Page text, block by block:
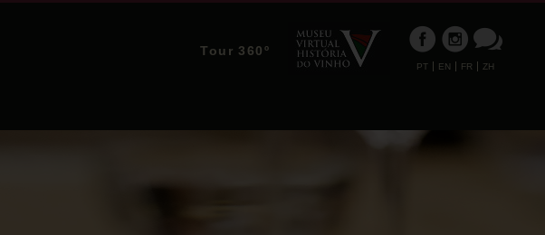
Tour 360º
PT EN FR ZH